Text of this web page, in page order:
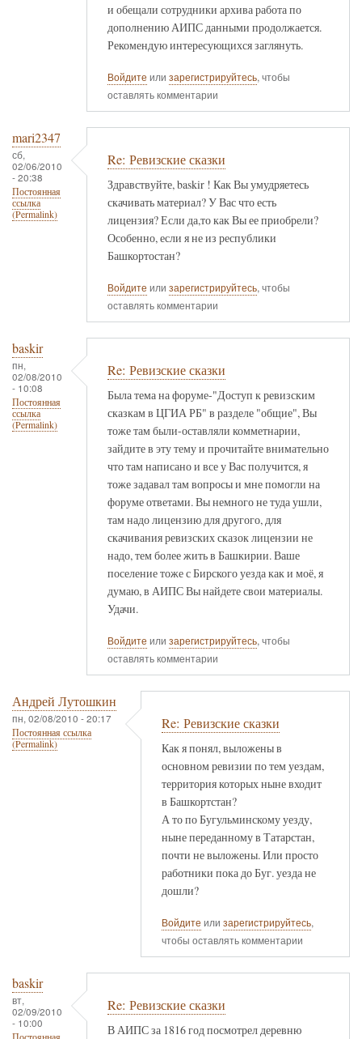
и обещали сотрудники архива работа по
дополнению АИПС данными продолжается.
Рекомендую интересующихся заглянуть.
Войдите или зарегистрируйтесь, чтобы
оставлять комментарии
mari2347
сб,
02/06/2010
- 20:38
Постоянная
ссылка
(Permalink)
Re: Ревизские сказки
Здравствуйте, baskir ! Как Вы умудряетесь
скачивать материал? У Вас что есть
лицензия? Если да,то как Вы ее приобрели?
Особенно, если я не из республики
Башкортостан?
Войдите или зарегистрируйтесь, чтобы
оставлять комментарии
baskir
пн,
02/08/2010
- 10:08
Постоянная
ссылка
(Permalink)
Re: Ревизские сказки
Была тема на форуме-"Доступ к ревизским
сказкам в ЦГИА РБ" в разделе "общие", Вы
тоже там были-оставляли комметнарии,
зайдите в эту тему и прочитайте внимательно
что там написано и все у Вас получится, я
тоже задавал там вопросы и мне помогли на
форуме ответами. Вы немного не туда ушли,
там надо лицензию для другого, для
скачивания ревизских сказок лицензии не
надо, тем более жить в Башкирии. Ваше
поселение тоже с Бирского уезда как и моё, я
думаю, в АИПС Вы найдете свои материалы.
Удачи.
Войдите или зарегистрируйтесь, чтобы
оставлять комментарии
Андрей Лутошкин
пн, 02/08/2010 - 20:17
Постоянная ссылка
(Permalink)
Re: Ревизские сказки
Как я понял, выложены в
основном ревизии по тем уездам,
территория которых ныне входит
в Башкортстан?
А то по Бугульминскому уезду,
ныне переданному в Татарстан,
почти не выложены. Или просто
работники пока до Буг. уезда не
дошли?
Войдите или зарегистрируйтесь,
чтобы оставлять комментарии
baskir
вт,
02/09/2010
- 10:00
Re: Ревизские сказки
В АИПС за 1816 год посмотрел деревню